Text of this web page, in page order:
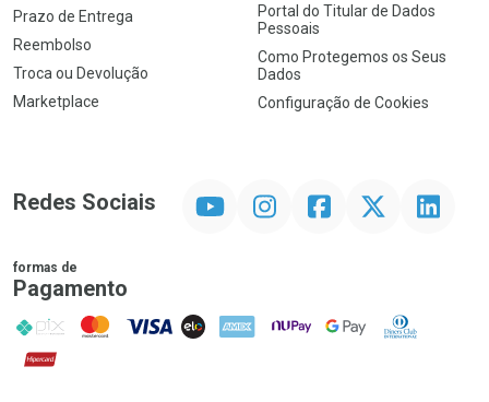
Prazo de Entrega
Reembolso
Troca ou Devolução
Marketplace
Portal do Titular de Dados
Pessoais
Como Protegemos os Seus
Dados
Configuração de Cookies
Redes Sociais InstagramFacebook Linkedin
formas de
Pagamento
PIX MasterCard
VISA ELO AMEX NuPay Google PayDiners Club
Hipercard